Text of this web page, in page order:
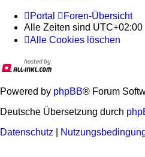
Portal
Foren-Übersicht
Alle Zeiten sind UTC+02:00
Alle Cookies löschen
Powered by phpBB® Forum
Deutsche Übersetzung durch
Datenschutz